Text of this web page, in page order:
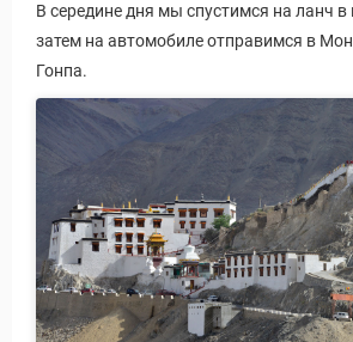
В середине дня мы спустимся на ланч в
затем на автомобиле отправимся в
Гонпа.